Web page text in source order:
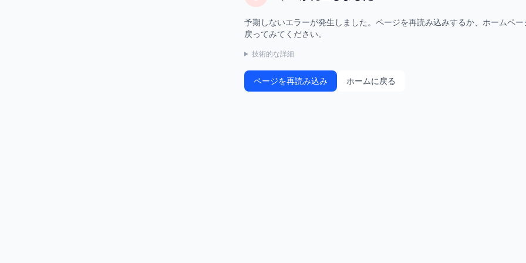
予期しないエラーが発生しました。ページを再読み込みするか、ホームペー
戻ってみてください。
技術的な詳細
ページを再読み込み ホームに戻る